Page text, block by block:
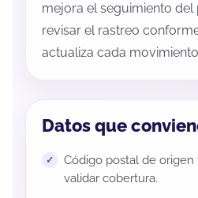
mejora el seguimiento
revisar el rastreo
actualiza cada
Datos que
Código postal de origen
validar cobertura.